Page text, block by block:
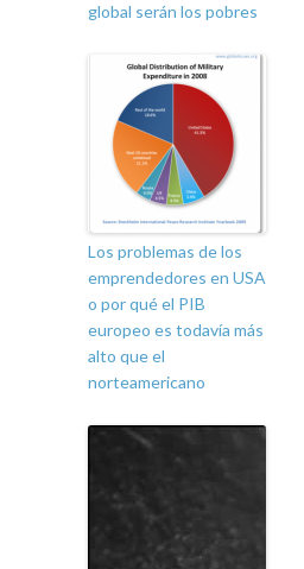
global serán los pobres
Los problemas de los
emprendedores en USA
o por qué el PIB
europeo es todavía más
alto que el
norteamericano